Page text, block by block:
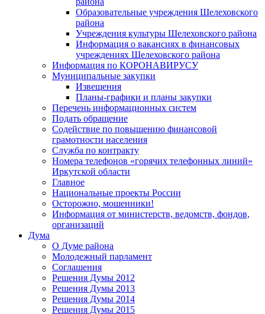
Образовательные учреждения Шелеховского
района
Учреждения культуры Шелеховского района
Информация о вакансиях в финансовых
учреждениях Шелеховского района
Информация по КОРОНАВИРУСУ
Муниципальные закупки
Извещения
Планы-графики и планы закупки
Перечень информационных систем
Подать обращение
Содействие по повышению финансовой
грамотности населения
Служба по контракту
Номера телефонов «горячих телефонных линий»
Иркутской области
Главное
Национальные проекты России
Осторожно, мошенники!
Информация от министерств, ведомств, фондов,
организаций
Дума
О Думе района
Молодежный парламент
Соглашения
Решения Думы 2012
Решения Думы 2013
Решения Думы 2014
Решения Думы 2015